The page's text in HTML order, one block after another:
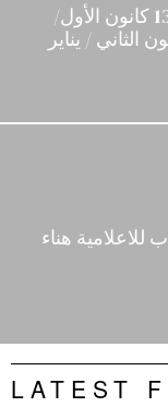
شجرة الميلاد العملاقة ستضاء في 13 كانون الأول/
هناء
LATEST